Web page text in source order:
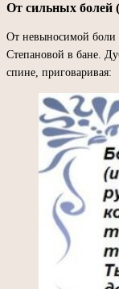
От сильных болей
От невыносимой боли
Степановой в бане.
спине, приговаривая: